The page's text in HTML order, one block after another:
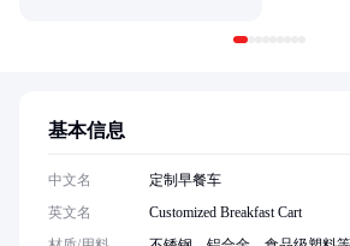
基本信息
中文名
定制早餐车
英文名
Customized Breakfast Cart